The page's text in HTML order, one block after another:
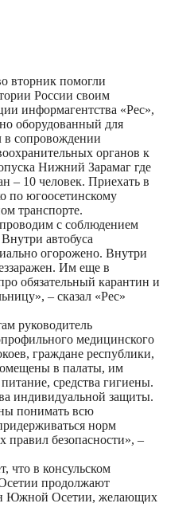
вторник помогли
России своим
информагентства «Рес»,
оборудованный для
в сопровождении
органов к
Нижний Зарамаг где
– 10 человек. Приехать в
по югоосетинскому
транспорте.
с соблюдением
автобуса
огорожено. Внутри
Им еще в
обязательный карантин и
– сказал «Рес»
руководитель
медицинского
граждане республики,
в палаты, им
средства гигиены.
индивидуальной защиты.
понимать всю
норм
безопасности», –
что в консульском
продолжают
Южной Осетии, желающих